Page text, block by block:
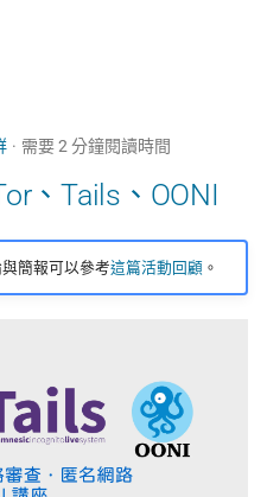
需要 2 分鐘閱讀時間
、Tails、OONI
簡報可以參考這篇活動回顧。